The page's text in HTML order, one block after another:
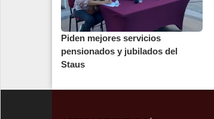
Piden mejores servicios
pensionados y jubilados del
Staus